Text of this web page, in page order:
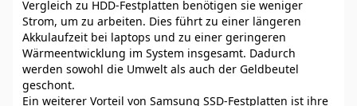
Vergleich zu HDD-Festplatten benötigen sie weniger
Strom, um zu arbeiten. Dies führt zu einer längeren
Akkulaufzeit bei laptops und zu einer geringeren
Wärmeentwicklung im System insgesamt. Dadurch
werden sowohl die Umwelt als auch der Geldbeutel
geschont.
Ein weiterer Vorteil von Samsung SSD-Festplatten ist ihre